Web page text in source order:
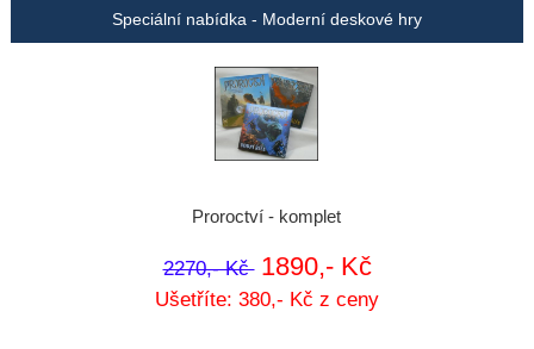
Speciální nabídka - Moderní deskové hry
Proroctví - komplet
2270,- Kč 1890,- Kč
Ušetříte: 380,- Kč z ceny